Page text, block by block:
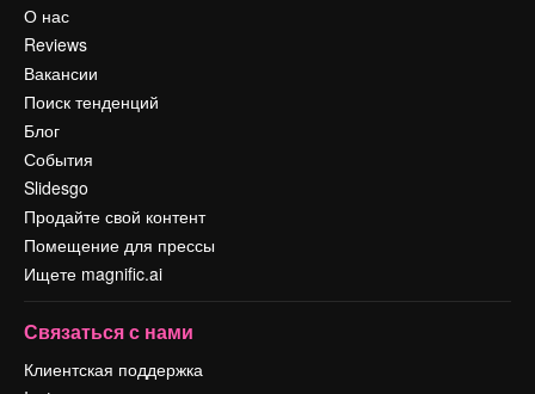
О нас
Reviews
Вакансии
Поиск тенденций
Блог
События
Slidesgo
Продайте свой контент
Помещение для прессы
Ищете magnific.ai
Связаться с нами
Клиентская поддержка